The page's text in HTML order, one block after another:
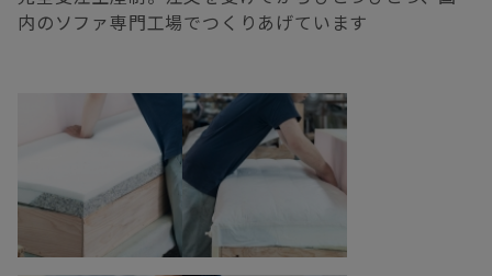
内のソファ専門工場でつくりあげています